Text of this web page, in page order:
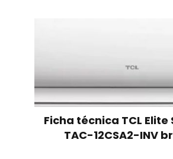
Ficha técnica TCL Elite
TAC-12CSA2-INV